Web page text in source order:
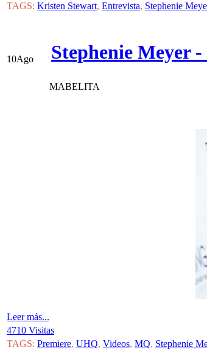
TAGS: Kristen Stewart, Entrevista, Stephenie
10Ago Stephenie Meyer
MABELITA
Leer más...
4710 Visitas
TAGS: Premiere, UHQ, Videos, MQ, Stephenie